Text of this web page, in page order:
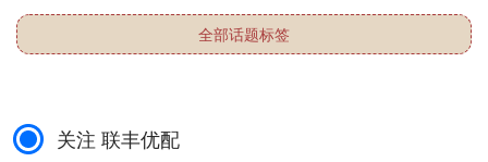
全部话题标签
关注 联丰优配